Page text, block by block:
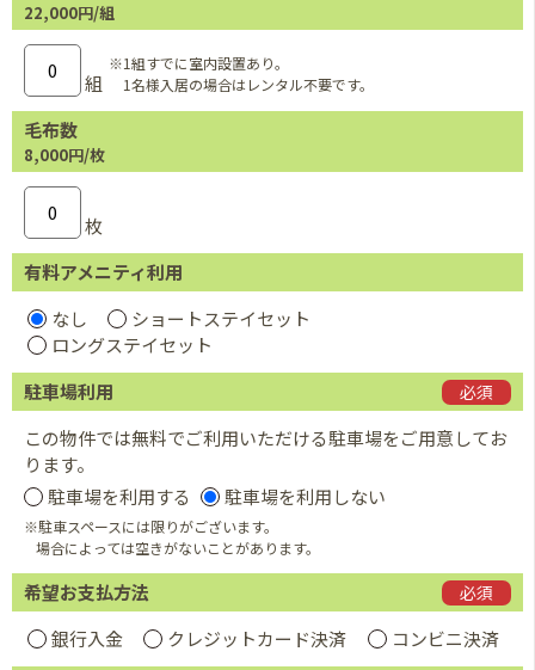
22,000円/組
組
※1組すでに室内設置あり。
1名様入居の場合はレンタル不要です。
毛布数
8,000円/枚
枚
有料アメニティ利用
なし
ショートステイセット
ロングステイセット
駐車場利用
必須
この物件では無料でご利用いただける駐車場をご用意してお
ります。
駐車場を利用する
駐車場を利用しない
※駐車スペースには限りがございます。
場合によっては空きがないことがあります。
希望お支払方法 必須
銀行入金 クレジットカード決済
コンビニ決済